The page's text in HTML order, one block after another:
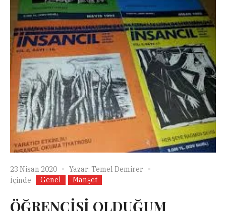
23 Nisan 2020 Yazar: Temel Demirer
İçinde
Genel Manşet
ÖĞRENCİSİ OLDUĞUM